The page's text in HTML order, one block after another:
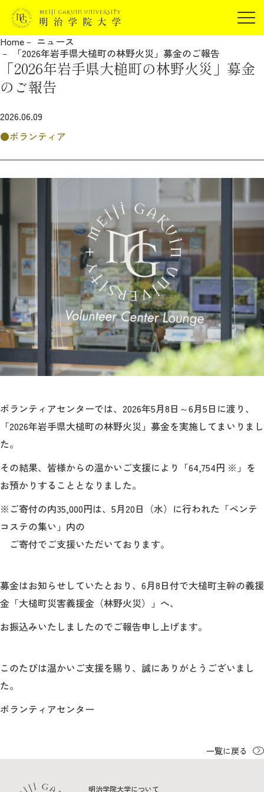
在学生の方
卒業生の方
JP
受験生の方
卒業生の方
保証人の方
企業・研究者の方
地域・一般の方
明治学院大学について
教育
研究
学生生活
留学・国際交流
キャリア
ボランティア
生涯学習・社会連携
入試情報サイト
（外部サイト）
Home
ニュース
「2026年岩手県大槌町の林野火災」募金のご報告
「2026年岩手県大槌町の林野火災」募金
のご報告
2026.06.09
ボランティア
ボランティアセンターでは、 2026年5月8日～6月5日 に渡り、
「2026年岩手県大槌町の林野火災」募金を実施してまいりまし
た。
その結果、皆様からの温かいご支援により「64,754円 ※ 」を
お預かりすることとなりました。
※ ご寄付の内35,000円は、5月20日（水）に行われた「ペンテ
コステの集い」内の
ご寄付でご支援いただいております。
募金はお知らせしていたとおり、6月8日付で大槌町主幹の義援
金「大槌町災害義援金（林野火災）」 へ、
お振込みいたしましたのでご報告申し上げます。
このたびは温かいご支援を賜り、誠にありがとうございまし
た。
ボランティアセンター
一覧に戻る
明治学院大学について